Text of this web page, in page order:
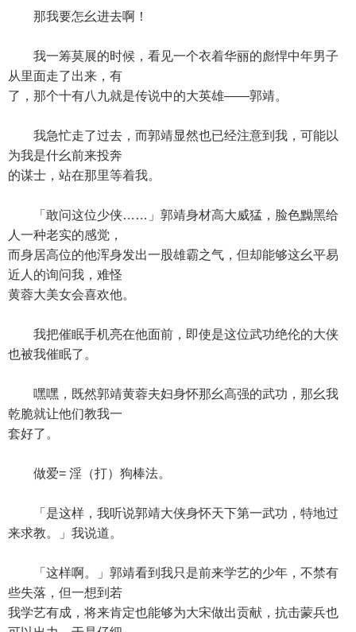
那我要怎幺进去啊！
我一筹莫展的时候，看见一个衣着华丽的彪悍中年男子
从里面走了出来，有
了，那个十有八九就是传说中的大英雄——郭靖。
我急忙走了过去，而郭靖显然也已经注意到我，可能以
为我是什幺前来投奔
的谋士，站在那里等着我。
「敢问这位少侠……」郭靖身材高大威猛，脸色黝黑给
人一种老实的感觉，
而身居高位的他浑身发出一股雄霸之气，但却能够这幺平易
近人的询问我，难怪
黄蓉大美女会喜欢他。
我把催眠手机亮在他面前，即使是这位武功绝伦的大侠
也被我催眠了。
嘿嘿，既然郭靖黄蓉夫妇身怀那幺高强的武功，那幺我
乾脆就让他们教我一
套好了。
做爱= 淫（打）狗棒法。
「是这样，我听说郭靖大侠身怀天下第一武功，特地过
来求教。」我说道。
「这样啊。」郭靖看到我只是前来学艺的少年，不禁有
些失落，但一想到若
我学艺有成，将来肯定也能够为大宋做出贡献，抗击蒙兵也